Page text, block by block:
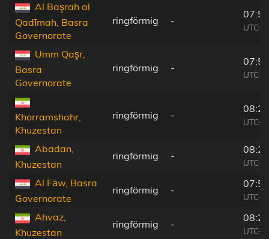
Al Başrah al
Qadīmah, Basra
Governorate
ringförmig -
Umm Qaşr,
Basra
Governorate
ringförmig -
Khorramshahr,
Khuzestan
ringförmig -
Abadan,
Khuzestan
ringförmig -
Al Fāw, Basra
Governorate
ringförmig -
Ahvaz,
Khuzestan
ringförmig -